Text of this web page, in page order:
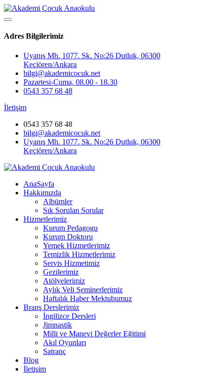
Adres Bilgilerimiz
Uyanış Mh. 1077. Sk. No:26 Dutluk, 06300
Keçiören/Ankara
bilgi@akademicocuk.net
Pazartesi-Cuma, 08.00 - 18.30
0543 357 68 48
İletişim
0543 357 68 48
bilgi@akademicocuk.net
Uyanış Mh. 1077. Sk. No:26 Dutluk, 06300
Keçiören/Ankara
AnaSayfa
Hakkımızda
Albümler
Sık Sorulan Sorular
Hizmetlerimiz
Kurum Pedagogu
Kurum Doktoru
Yemek Hizmetlerimiz
Temizlik Hizmetlerimiz
Servis Hizmetimiz
Gezilerimiz
Atölyelerimiz
Aylık Veli Seminerlerimiz
Haftalık Haber Mektubumuz
Branş Derslerimiz
İngilizce Dersleri
Jimnastik
Milli ve Manevi Değerler Eğitimi
Akıl Oyunları
Satranç
Blog
İletişim